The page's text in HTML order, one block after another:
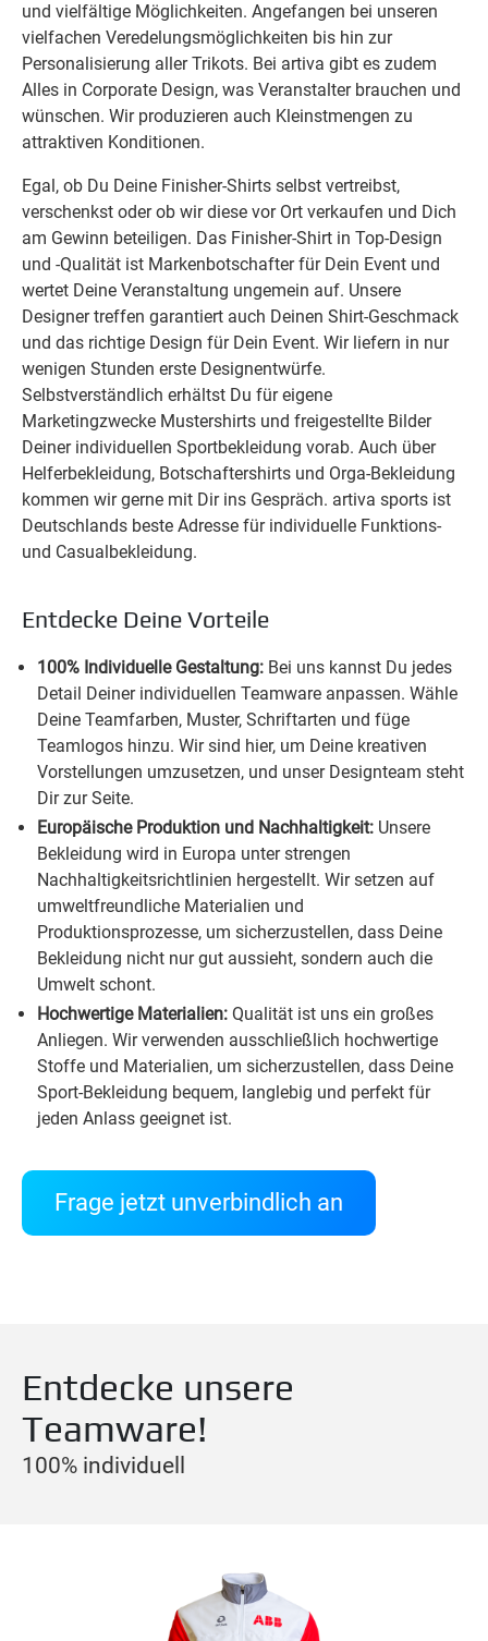
und vielfältige Möglichkeiten. Angefangen bei unseren
vielfachen Veredelungsmöglichkeiten bis hin zur
Personalisierung aller Trikots. Bei artiva gibt es zudem
Alles in Corporate Design, was Veranstalter brauchen und
wünschen. Wir produzieren auch Kleinstmengen zu
attraktiven Konditionen.
Egal, ob Du Deine Finisher-Shirts selbst vertreibst,
verschenkst oder ob wir diese vor Ort verkaufen und Dich
am Gewinn beteiligen. Das Finisher-Shirt in Top-Design
und -Qualität ist Markenbotschafter für Dein Event und
wertet Deine Veranstaltung ungemein auf. Unsere
Designer treffen garantiert auch Deinen Shirt-Geschmack
und das richtige Design für Dein Event. Wir liefern in nur
wenigen Stunden erste Designentwürfe.
Selbstverständlich erhältst Du für eigene
Marketingzwecke Mustershirts und freigestellte Bilder
Deiner individuellen Sportbekleidung vorab. Auch über
Helferbekleidung, Botschaftershirts und Orga-Bekleidung
kommen wir gerne mit Dir ins Gespräch. artiva sports ist
Deutschlands beste Adresse für individuelle Funktions-
und Casualbekleidung.
Entdecke Deine Vorteile
100% Individuelle Gestaltung: Bei uns kannst Du jedes
Detail Deiner individuellen Teamware anpassen. Wähle
Deine Teamfarben, Muster, Schriftarten und füge
Teamlogos hinzu. Wir sind hier, um Deine kreativen
Vorstellungen umzusetzen, und unser Designteam steht
Dir zur Seite.
Europäische Produktion und Nachhaltigkeit: Unsere
Bekleidung wird in Europa unter strengen
Nachhaltigkeitsrichtlinien hergestellt. Wir setzen auf
umweltfreundliche Materialien und
Produktionsprozesse, um sicherzustellen, dass Deine
Bekleidung nicht nur gut aussieht, sondern auch die
Umwelt schont.
Hochwertige Materialien: Qualität ist uns ein großes
Anliegen. Wir verwenden ausschließlich hochwertige
Stoffe und Materialien, um sicherzustellen, dass Deine
Sport-Bekleidung bequem, langlebig und perfekt für
jeden Anlass geeignet ist.
Frage jetzt unverbindlich an
Entdecke unsere
Teamware!
100% individuell